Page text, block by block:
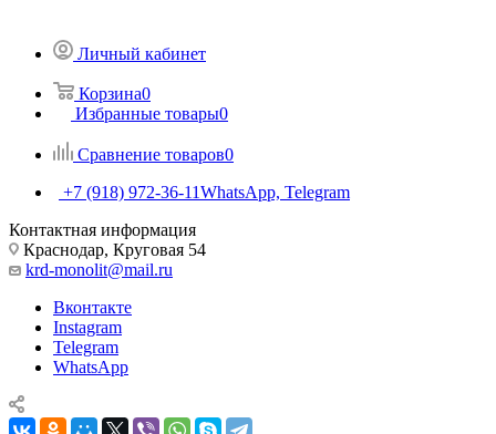
Личный кабинет
Корзина0
Избранные товары0
Сравнение товаров0
+7 (918) 972-36-11WhatsApp, Telegram
Контактная информация
Краснодар, Круговая 54
krd-monolit@mail.ru
Вконтакте
Instagram
Telegram
WhatsApp